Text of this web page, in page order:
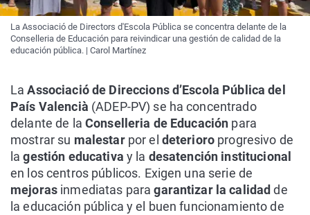
La Associació de Directors d'Escola Pública se concentra delante de la
Conselleria de Educación para reivindicar una gestión de calidad de la
educación pública. | Carol Martínez
LaAssociació de Direccions d’Escola Pública del
País Valencià (ADEP-PV) se ha concentrado
delante de la Conselleria de Educación para
mostrar su malestar por el deterioro progresivo de
lagestión educativa y la desatención institucional
en los centros públicos. Exigen una serie de
mejoras inmediatas paragarantizar la calidad de
la educación pública y el buen funcionamiento de